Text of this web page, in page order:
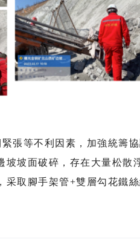
張等不利因素，加強統籌
坡面破碎，存在大量松散
取腳手架管+雙層勾花鐵